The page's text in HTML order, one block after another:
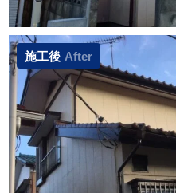
施工後 After